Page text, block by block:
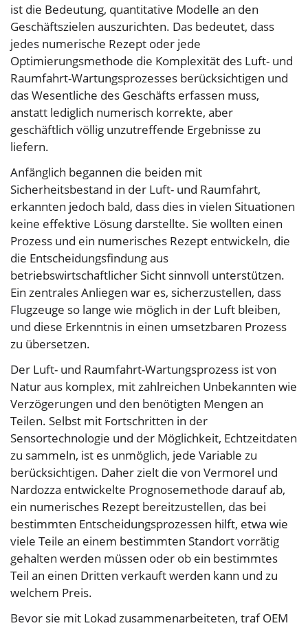
ist die Bedeutung, quantitative Modelle an den
Geschäftszielen auszurichten. Das bedeutet, dass
jedes numerische Rezept oder jede
Optimierungsmethode die Komplexität des Luft- und
Raumfahrt-Wartungsprozesses berücksichtigen und
das Wesentliche des Geschäfts erfassen muss,
anstatt lediglich numerisch korrekte, aber
geschäftlich völlig unzutreffende Ergebnisse zu
liefern.
Anfänglich begannen die beiden mit
Sicherheitsbestand in der Luft- und Raumfahrt,
erkannten jedoch bald, dass dies in vielen Situationen
keine effektive Lösung darstellte. Sie wollten einen
Prozess und ein numerisches Rezept entwickeln, die
die Entscheidungsfindung aus
betriebswirtschaftlicher Sicht sinnvoll unterstützen.
Ein zentrales Anliegen war es, sicherzustellen, dass
Flugzeuge so lange wie möglich in der Luft bleiben,
und diese Erkenntnis in einen umsetzbaren Prozess
zu übersetzen.
Der Luft- und Raumfahrt-Wartungsprozess ist von
Natur aus komplex, mit zahlreichen Unbekannten wie
Verzögerungen und den benötigten Mengen an
Teilen. Selbst mit Fortschritten in der
Sensortechnologie und der Möglichkeit, Echtzeitdaten
zu sammeln, ist es unmöglich, jede Variable zu
berücksichtigen. Daher zielt die von Vermorel und
Nardozza entwickelte Prognosemethode darauf ab,
ein numerisches Rezept bereitzustellen, das bei
bestimmten Entscheidungsprozessen hilft, etwa wie
viele Teile an einem bestimmten Standort vorrätig
gehalten werden müssen oder ob ein bestimmtes
Teil an einen Dritten verkauft werden kann und zu
welchem Preis.
Bevor sie mit Lokad zusammenarbeiteten, traf OEM